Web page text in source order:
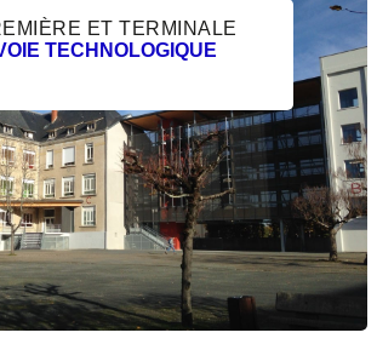
ET TERMINALE
TECHNOLOGIQUE